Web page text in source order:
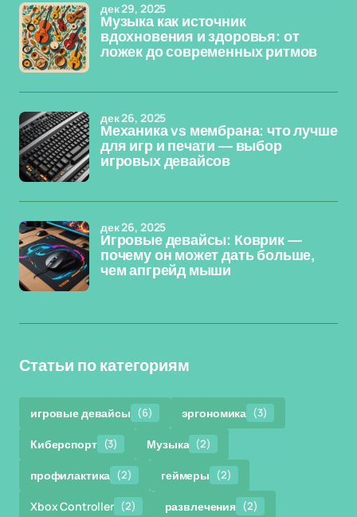
Музыка как источник
вдохновения и здоровья: от
ложек до современных ритмов
дек 29, 2025
Механика vs мембрана: что лучше
для игр и печати — выбор
игровых девайсов
дек 26, 2025
Игровые девайсы: Коврик —
почему он может дать больше,
чем апгрейд мыши
дек 26, 2025
Статьи по категориям
игровые девайсы (6) эргономика (3)
Киберспорт (3) Музыка (2)
профилактика (2) геймеры (2)
Xbox Controller (2) развлечения (2)